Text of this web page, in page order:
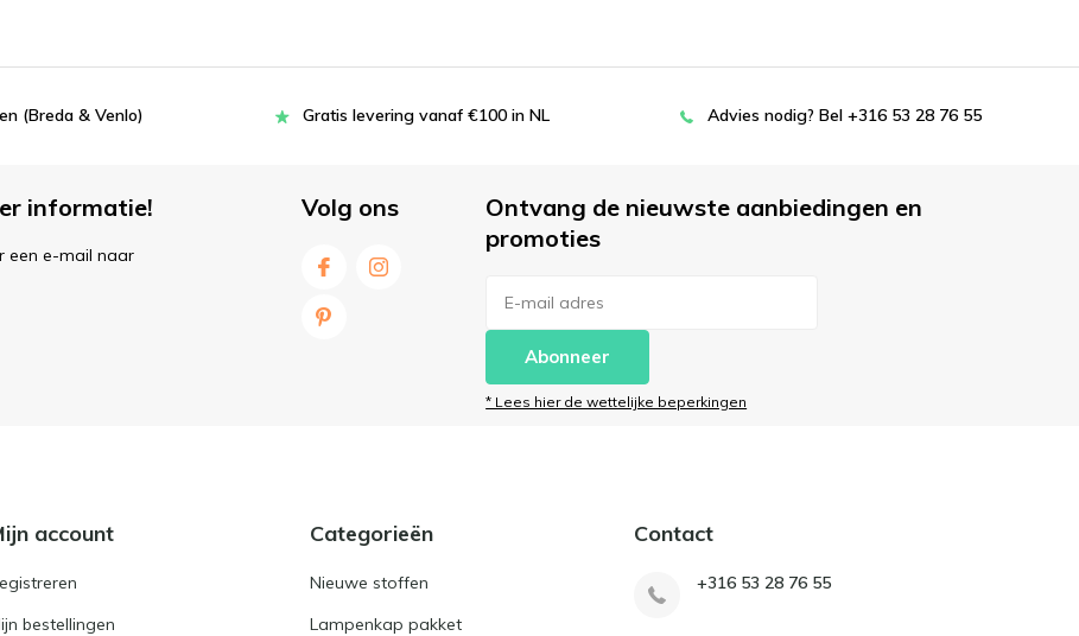
(Breda & Venlo) Gratis levering vanaf €100 in NL Advies nodig? Bel +316 53 28 76 55
informatie!
een e-mail naar
Volg ons
Ontvang de nieuwste aanbiedingen en
promoties
Abonneer
* Lees hier de wettelijke beperkingen
account
bestellingen
Categorieën
Nieuwe stoffen
Lampenkap pakket
Contact
+316 53 28 76 55